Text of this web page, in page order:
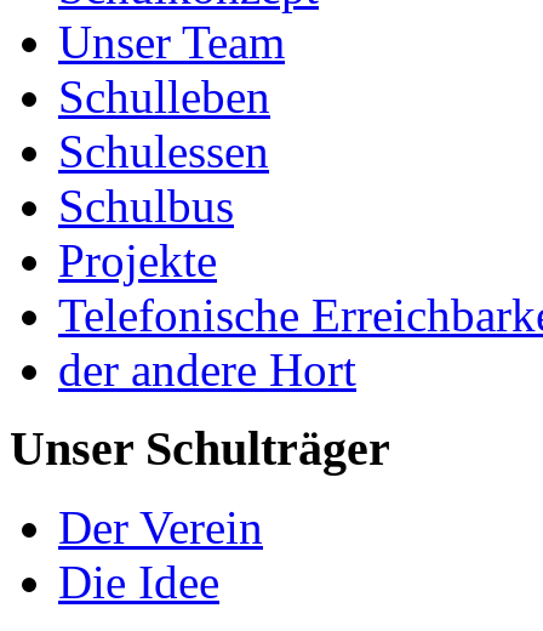
Unser Team
Schulleben
Schulessen
Schulbus
Projekte
Telefonische
der andere Hort
Unser Schulträger
Der Verein
Die Idee